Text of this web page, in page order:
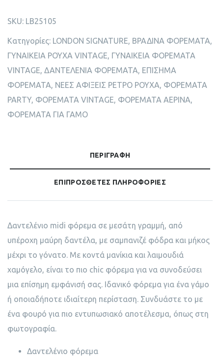
SKU: LB25105
Κατηγορίες: LONDON SIGNATURE, ΒΡΑΔΙΝΑ ΦΟΡΕΜΑΤΑ,
ΓΥΝΑΙΚΕΙΑ ΡΟΥΧΑ VINTAGE, ΓΥΝΑΙΚΕΙΑ ΦΟΡΕΜΑΤΑ
VINTAGE, ΔΑΝΤΕΛΕΝΙΑ ΦΟΡΕΜΑΤΑ, ΕΠΙΣΗΜΑ
ΦΟΡΕΜΑΤΑ, ΝΕΕΣ ΑΦΙΞΕΙΣ ΡΕΤΡΟ ΡΟΥΧΑ, ΦΟΡΕΜΑΤΑ
PARTY, ΦΟΡΕΜΑΤΑ VINTAGE, ΦΟΡΕΜΑΤΑ ΑΕΡΙΝΑ,
ΦΟΡΕΜΑΤΑ ΓΙΑ ΓΑΜΟ
ΠΕΡΙΓΡΑΦΉ
ΕΠΙΠΡΌΣΘΕΤΕΣ ΠΛΗΡΟΦΟΡΊΕΣ
Δαντελένιο midi φόρεμα σε μεσάτη γραμμή, από
υπέροχη μαύρη δαντέλα, με σαμπανιζέ φόδρα και μήκος
μέχρι το γόνατο. Με κοντά μανίκια και λαιμουδιά
χαμόγελο, είναι το πιο chic φόρεμα για να συνοδεύσει
μια επίσημη εμφάνισή σας. Ιδανικό φόρεμα για ένα γάμο
ή οποιαδήποτε ιδιαίτερη περίσταση. Συνδυάστε το με
ένα φουρό για πιο εντυπωσιακό αποτέλεσμα, όπως στη
φωτογραφία.
Δαντελένιο φόρεμα